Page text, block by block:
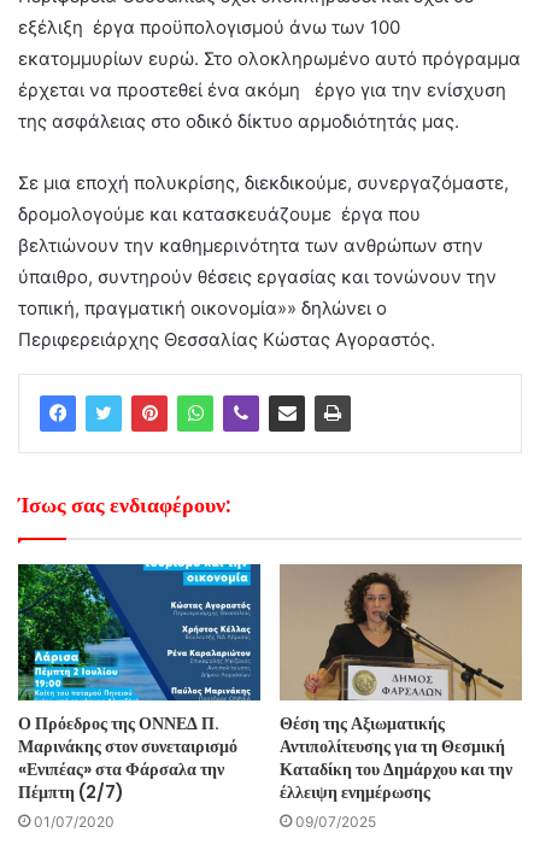
εξέλιξη έργα προϋπολογισμού άνω των 100
εκατομμυρίων ευρώ. Στο ολοκληρωμένο αυτό πρόγραμμα
έρχεται να προστεθεί ένα ακόμη έργο για την ενίσχυση
της ασφάλειας στο οδικό δίκτυο αρμοδιότητάς μας.
Σε μια εποχή πολυκρίσης, διεκδικούμε, συνεργαζόμαστε,
δρομολογούμε και κατασκευάζουμε έργα που
βελτιώνουν την καθημερινότητα των ανθρώπων στην
ύπαιθρο, συντηρούν θέσεις εργασίας και τονώνουν την
τοπική, πραγματική οικονομία»» δηλώνει ο
Περιφερειάρχης Θεσσαλίας Κώστας Αγοραστός.
Ίσως σας ενδιαφέρουν:
Ο Πρόεδρος της ΟΝΝΕΔ Π.
Μαρινάκης στον συνεταιρισμό
«Ενιπέας» στα Φάρσαλα την
Πέμπτη (2/7)
01/07/2020
Θέση της Αξιωματικής
Αντιπολίτευσης για τη Θεσμική
Καταδίκη του Δημάρχου και την
έλλειψη ενημέρωσης
09/07/2025